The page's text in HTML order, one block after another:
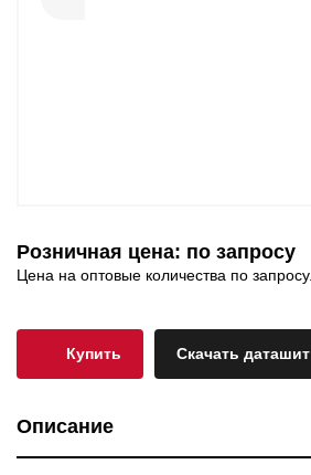
Розничная цена: по запросу
Цена на оптовые количества по запросу.
Купить Скачать даташит
Описание